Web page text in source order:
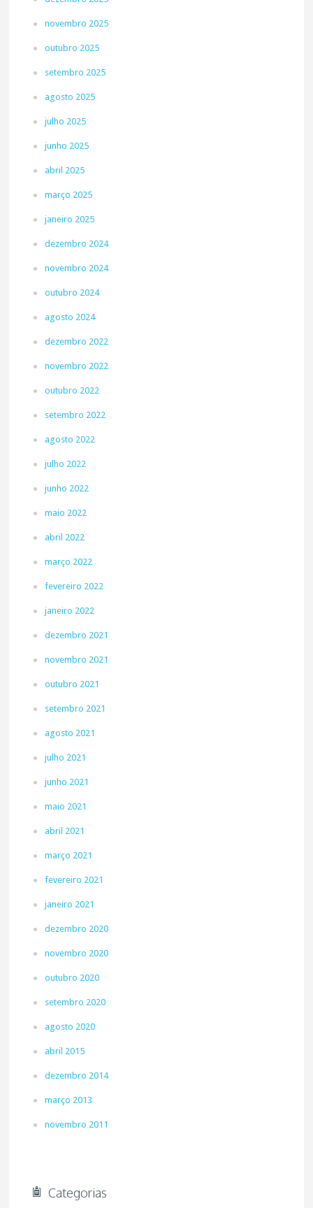
novembro 2025
outubro 2025
setembro 2025
agosto 2025
julho 2025
junho 2025
abril 2025
março 2025
janeiro 2025
dezembro 2024
novembro 2024
outubro 2024
agosto 2024
dezembro 2022
novembro 2022
outubro 2022
setembro 2022
agosto 2022
julho 2022
junho 2022
maio 2022
abril 2022
março 2022
fevereiro 2022
janeiro 2022
dezembro 2021
novembro 2021
outubro 2021
setembro 2021
agosto 2021
julho 2021
junho 2021
maio 2021
abril 2021
março 2021
fevereiro 2021
janeiro 2021
dezembro 2020
novembro 2020
outubro 2020
setembro 2020
agosto 2020
abril 2015
dezembro 2014
março 2013
novembro 2011
Categorias